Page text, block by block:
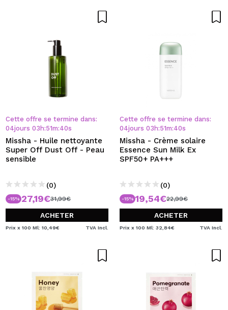
Cette offre se termine dans:
04jours 03 h:51m:39s
Missha - Huile nettoyante
Super Off Dust Off - Peau
sensible
(0)
-15% 27,19€31,99€
ACHETER
Prix x 100 Ml: 10,49€ TVA Incl.
Cette offre se termine dans:
04jours 03 h:51m:39s
Missha - Crème solaire
Essence Sun Milk Ex
SPF50+ PA+++
(0)
-15% 19,54€22,99€
ACHETER
Prix x 100 Ml: 32,84€ TVA Incl.